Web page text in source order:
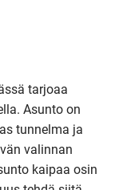
tarjoaa
Asunto on
tunnelma ja
valinnan
kaipaa osin